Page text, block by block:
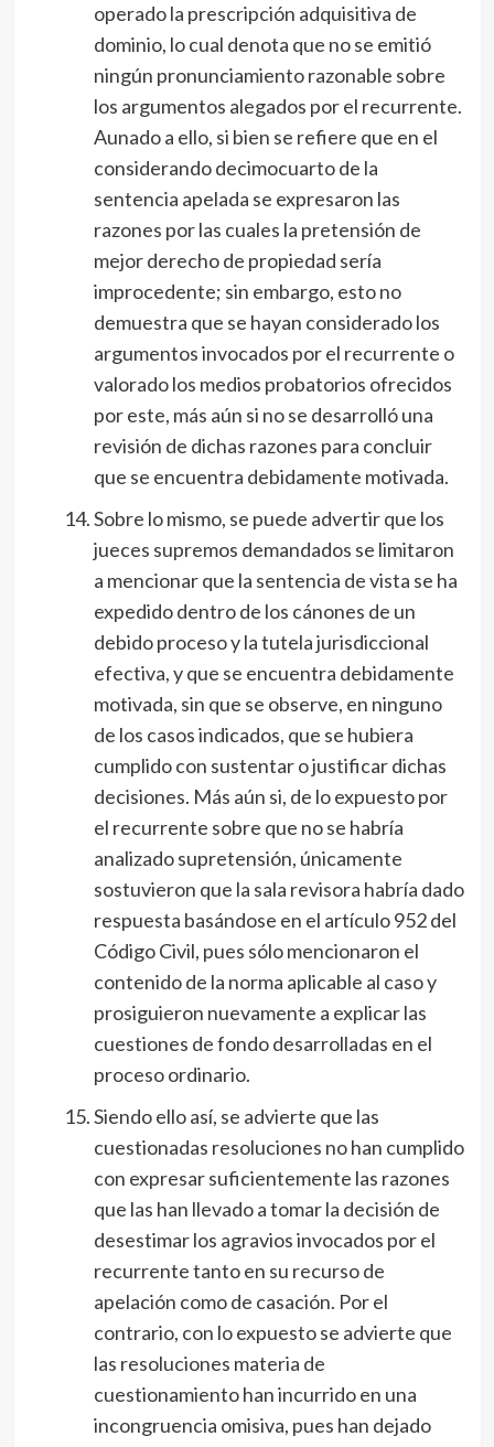
operado la prescripción adquisitiva de
dominio, lo cual denota que no se emitió
ningún pronunciamiento razonable sobre
los argumentos alegados por el recurrente.
Aunado a ello, si bien se refiere que en el
considerando decimocuarto de la
sentencia apelada se expresaron las
razones por las cuales la pretensión de
mejor derecho de propiedad sería
improcedente; sin embargo, esto no
demuestra que se hayan considerado los
argumentos invocados por el recurrente o
valorado los medios probatorios ofrecidos
por este, más aún si no se desarrolló una
revisión de dichas razones para concluir
que se encuentra debidamente motivada.
Sobre lo mismo, se puede advertir que los
jueces supremos demandados se limitaron
a mencionar que la sentencia de vista se ha
expedido dentro de los cánones de un
debido proceso y la tutela jurisdiccional
efectiva, y que se encuentra debidamente
motivada, sin que se observe, en ninguno
de los casos indicados, que se hubiera
cumplido con sustentar o justificar dichas
decisiones. Más aún si, de lo expuesto por
el recurrente sobre que no se habría
analizado supretensión, únicamente
sostuvieron que la sala revisora habría dado
respuesta basándose en el artículo 952 del
Código Civil, pues sólo mencionaron el
contenido de la norma aplicable al caso y
prosiguieron nuevamente a explicar las
cuestiones de fondo desarrolladas en el
proceso ordinario.
Siendo ello así, se advierte que las
cuestionadas resoluciones no han cumplido
con expresar suficientemente las razones
que las han llevado a tomar la decisión de
desestimar los agravios invocados por el
recurrente tanto en su recurso de
apelación como de casación. Por el
contrario, con lo expuesto se advierte que
las resoluciones materia de
cuestionamiento han incurrido en una
incongruencia omisiva, pues han dejado